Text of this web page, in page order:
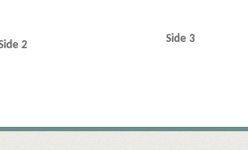
2
Side 3